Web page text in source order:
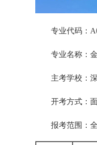
专业代码：
专业名称：金
主考学校：深
开考方式：面
报考范围：全